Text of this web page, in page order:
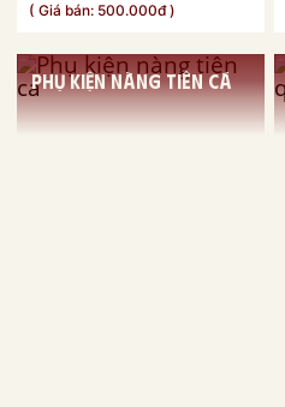
( Giá bán: 500.000đ )
Phụ kiện nàng tiên cá